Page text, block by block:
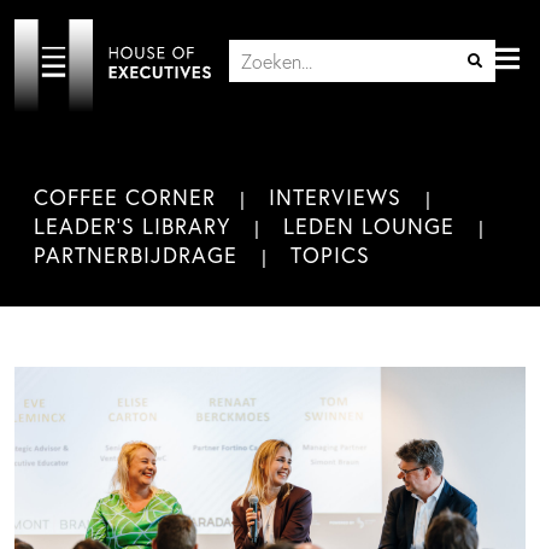
COFFEE CORNER
INTERVIEWS
LEADER'S LIBRARY
LEDEN LOUNGE
PARTNERBIJDRAGE
TOPICS